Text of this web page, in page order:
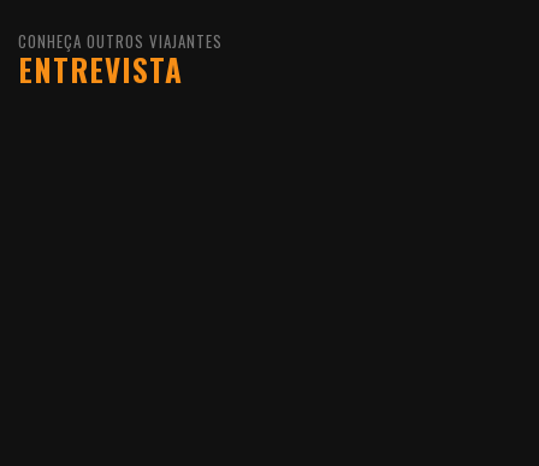
CONHEÇA OUTROS VIAJANTES
ENTREVISTA